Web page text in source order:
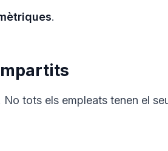
.
tots els empleats tenen el